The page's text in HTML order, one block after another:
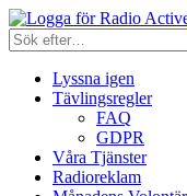
Lyssna igen
Tävlingsregler
FAQ
GDPR
Våra Tjänster
Radioreklam